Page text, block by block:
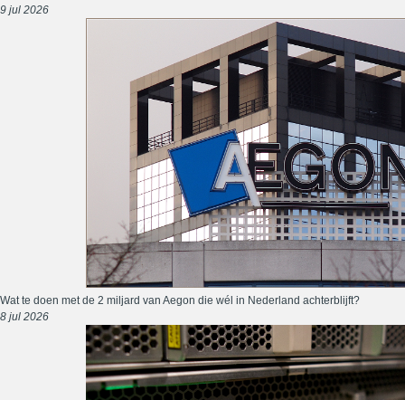
9 jul 2026
Wat te doen met de 2 miljard van Aegon die wél in Nederland achterblijft?
8 jul 2026